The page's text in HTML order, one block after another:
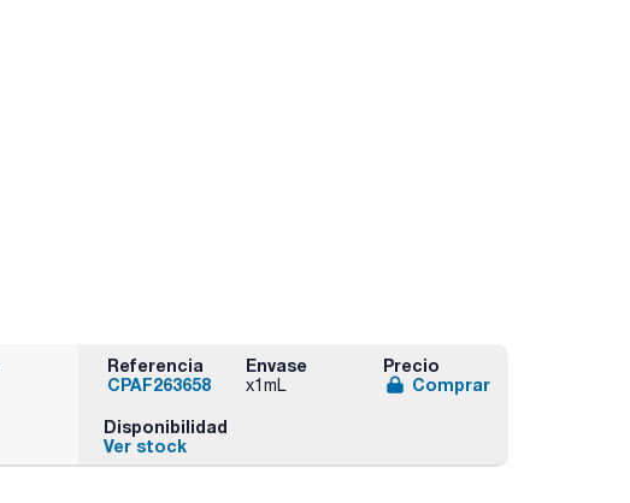
Referencia
CPAF263658
Envase
x1mL
Precio
Comprar
Disponibilidad
Ver stock